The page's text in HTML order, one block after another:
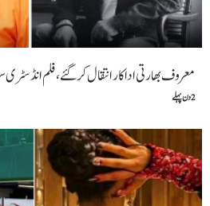
بھارتی اداکار انتقال کر گئے، فلم انڈسٹری سوگوار